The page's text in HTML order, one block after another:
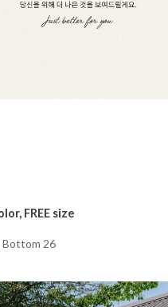
FREE size
Bottom 26